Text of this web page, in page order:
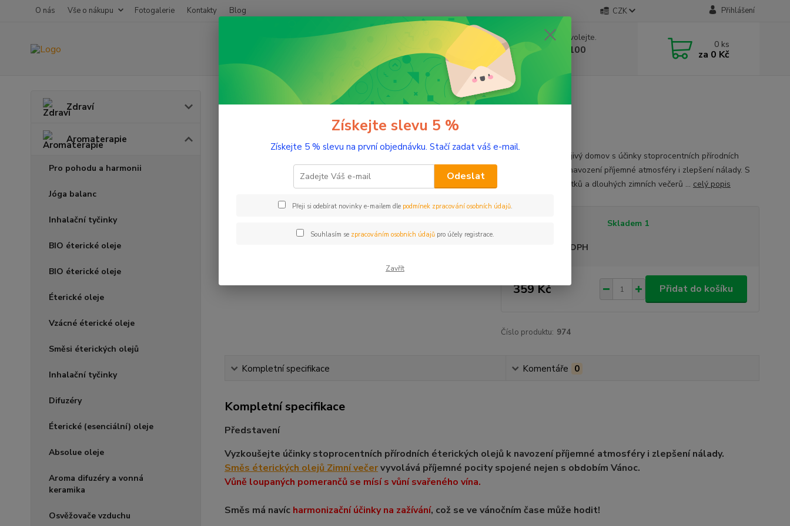
O nás Vše o nákupu Fotogalerie Kontakty Blog CZK Přihlášení
Nevíte si rady? Zavolejte.
+420 603 332 100
(Po-Pá, 10-17 hod.)
0 ks
za 0 Kč
Zdraví
Aromaterapie
Pro pohodu a harmonii
Jóga balanc
Inhalační tyčinky
BIO éterické oleje
BIO éterické oleje
Éterické oleje
Vzácné éterické oleje
Směsi éterických olejů
Inhalační tyčinky
Difuzéry
Éterické (esenciální) oleje
Absolue oleje
Aroma difuzéry a vonná
keramika
Osvěžovače vzduchu
Aromaterapie Směsi éterických olejů Zimní sada Pro hřejivý domov
Zimní sada Pro hřejivý domov
Zimní sada Pro hřejivý domov s účinky stoprocentních přírodních
éterických olejů k navození příjemné atmosféry i zlepšení nálady. S
vůní vánočních svátků a dlouhých zimních večerů ... celý popis
Skladem 1
Nejsme plátci DPH
359 Kč Přidat do košíku
Číslo produktu: 974
Kompletní specifikace Komentáře 0
Kompletní specifikace
Představení
Vyzkoušejte účinky stoprocentních přírodních éterických olejů k navození příjemné atmosféry i zlepšení nálady.
Směs éterických olejů Zimní večervyvolává příjemné pocity spojené nejen s obdobím Vánoc.
Vůně loupaných pomerančů se mísí s vůní svařeného vína.
Směs má navíc harmonizační účinky na zažívání, což se ve vánočním čase může hodit!
Získejte slevu 5 %
Získejte 5 % slevu na první objednávku. Stačí zadat váš e-mail.
Odeslat
Přeji si odebírat novinky e-mailem dle podmínek zpracování osobních údajů.
Souhlasím se zpracováním osobních údajůpro účely registrace.
Zavřít